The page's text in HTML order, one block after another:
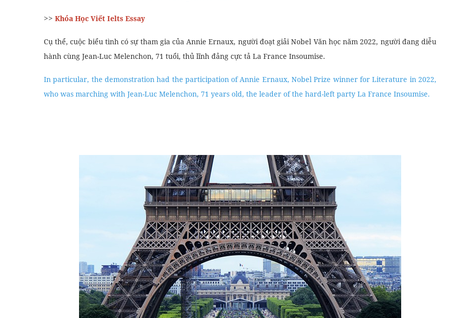
>> Khóa Học Viết Ielts Essay
Cụ thể, cuộc biểu tình có sự tham gia của Annie Ernaux, người đoạt giải Nobel Văn học năm 2022, người đang diễu
hành cùng Jean-Luc Melenchon, 71 tuổi, thủ lĩnh đảng cực tả La France Insoumise.
In particular, the demonstration had the participation of Annie Ernaux, Nobel Prize winner for Literature in 2022,
who was marching with Jean-Luc Melenchon, 71 years old, the leader of the hard-left party La France Insoumise.